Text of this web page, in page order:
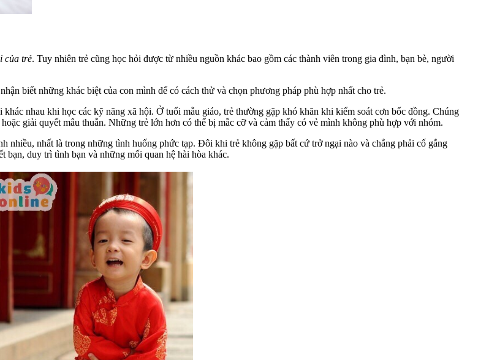
của trẻ. Tuy nhiên trẻ cũng học hỏi được từ nhiều nguồn khác bao gồm các thành viên trong gia đình, bạn bè, người
biết những khác biệt của con mình để có cách thử và chọn phương pháp phù hợp nhất cho trẻ.
nhau khi học các kỹ năng xã hội. Ở tuổi mẫu giáo, trẻ thường gặp khó khăn khi kiểm soát cơn bốc đồng. Chúng
giải quyết mâu thuẫn. Những trẻ lớn hơn có thể bị mắc cỡ và cảm thấy có vẻ mình không phù hợp với nhóm.
nhiều, nhất là trong những tình huống phức tạp. Đôi khi trẻ không gặp bất cứ trở ngại nào và chẳng phải cố gắng
bạn, duy trì tình bạn và những mối quan hệ hài hòa khác.